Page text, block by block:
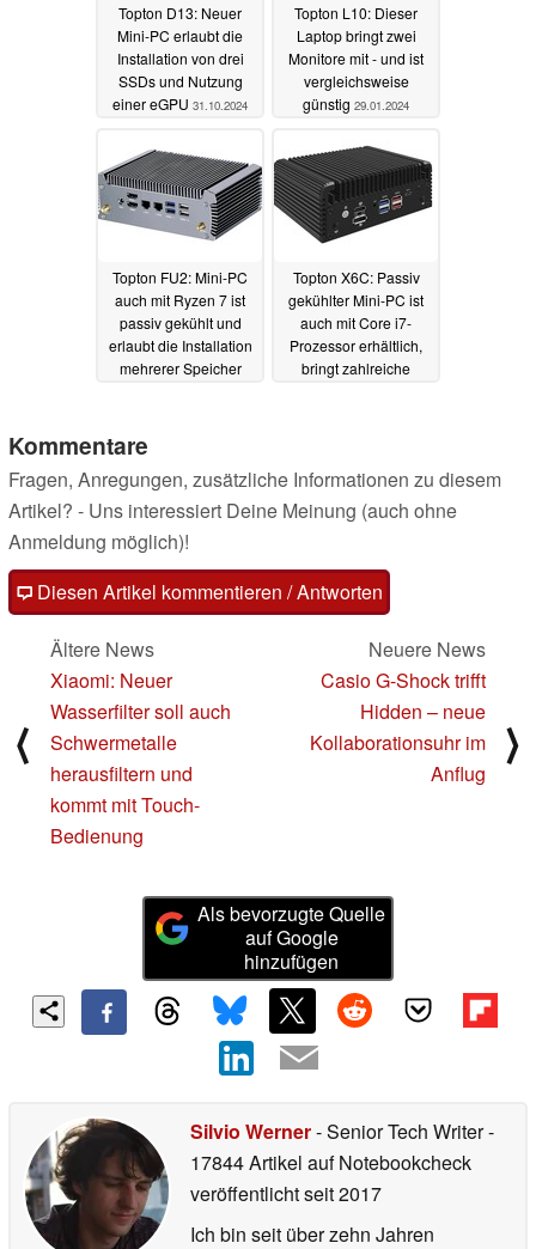
Topton D13: Neuer
Mini-PC erlaubt die
Installation von drei
SSDs und Nutzung
einer eGPU 31.10.2024
Topton L10: Dieser
Laptop bringt zwei
Monitore mit - und ist
vergleichsweise
günstig 29.01.2024
Topton FU2: Mini-PC
auch mit Ryzen 7 ist
passiv gekühlt und
erlaubt die Installation
mehrerer Speicher
Topton X6C: Passiv
gekühlter Mini-PC ist
auch mit Core i7-
Prozessor erhältlich,
bringt zahlreiche
Kommentare
Fragen, Anregungen, zusätzliche Informationen zu diesem
Artikel? - Uns interessiert Deine Meinung (auch ohne
Anmeldung möglich)!
Diesen Artikel kommentieren / Antworten
⟨
Ältere News
Xiaomi: Neuer
Wasserfilter soll auch
Schwermetalle
herausfiltern und
kommt mit Touch-
Bedienung
Neuere News
Casio G-Shock trifft
Hidden – neue
Kollaborationsuhr im
Anflug
⟩
Als bevorzugte Quelle
auf Google
hinzufügen
Silvio Werner- Senior Tech Writer-
17844 Artikel auf Notebookcheck
veröffentlichtseit 2017
Ich bin seit über zehn Jahren